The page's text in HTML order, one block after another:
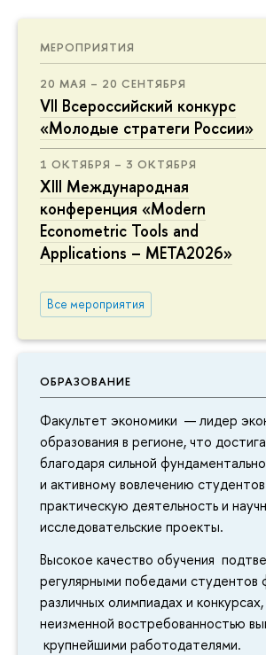
МЕРОПРИЯТИЯ
20 МАЯ – 20 СЕНТЯБРЯ
VII Всероссийский конкурс
«Молодые стратеги России»
1 ОКТЯБРЯ – 3 ОКТЯБРЯ
XIII Международная
конференция «Modern
Econometric Tools and
Applications – META2026»
Все мероприятия
ОБРАЗОВАНИЕ
Факультет экономики — лидер
образования в регионе, что
благодаря сильной
и активному вовлечению
практическую деятельность и
исследовательские проекты.
Высокое качество обучения
регулярными победами студентов
различных олимпиадах и
неизменной востребованностью
крупнейшими работодателями.